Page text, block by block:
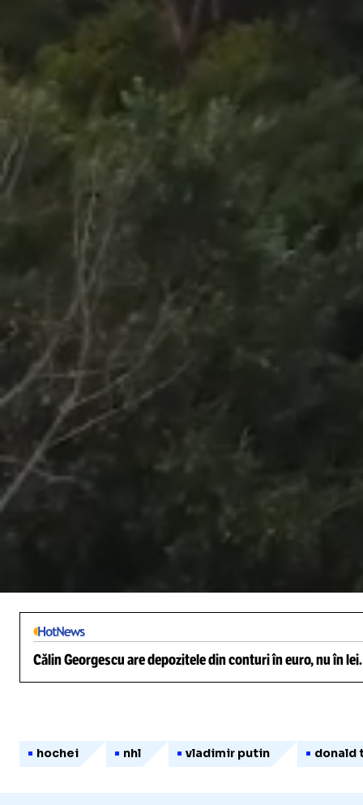
Călin Georgescu are depozitele din conturi în euro, nu în
hochei nhl vladimir putin donald